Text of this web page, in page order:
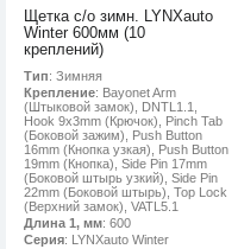
Щетка с/о зимн. LYNXauto
Winter 600мм (10
креплений)
Тип: Зимняя
Крепление: Bayonet Arm
(Штыковой замок), DNTL1.1,
Hook 9x3mm (Крючок), Pinch Tab
(Боковой зажим), Push Button
16mm (Кнопка узкая), Push Button
19mm (Кнопка), Side Pin 17mm
(Боковой штырь узкий), Side Pin
22mm (Боковой штырь), Top Lock
(Верхний замок), VATL5.1
Длина 1, мм: 600
Серия: LYNXauto Winter